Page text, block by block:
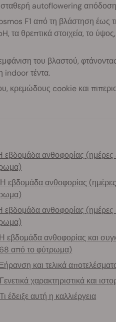
σταθερή autoflowering
F1 από τη βλάστηση έως
τα θρεπτικά στοιχεία, το
του βλαστού,
indoor τέντα.
κρεμώδους cookie και
εβδομάδα ανθοφορίας
Η εβδομάδα ανθοφορίας
εβδομάδα ανθοφορίας
Η εβδομάδα ανθοφορίας και
από το φύτρωμα)
και τελικά
Γενετικά χαρακτηριστικά και
Τι έδειξε αυτή η καλλιέργεια